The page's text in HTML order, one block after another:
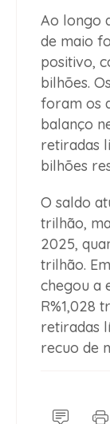
Ao longo
de maio
positivo,
bilhões.
foram os
balanço
retiradas
bilhões
O saldo
trilhão,
2025,
trilhão.
chegou a
R%1,028
retiradas
recuo de